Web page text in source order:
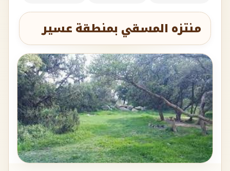
منتزه المسقي بمنطقة عسير